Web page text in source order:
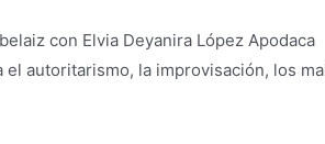
con Elvia Deyanira López Apodaca
autoritarismo, la improvisación, los